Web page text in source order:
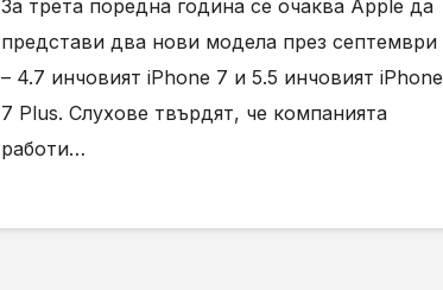
За трета поредна година се очаква Apple да
представи два нови модела през септември
– 4.7 инчовият iPhone 7 и 5.5 инчовият iPhone
7 Plus. Слухове твърдят, че компанията
работи…